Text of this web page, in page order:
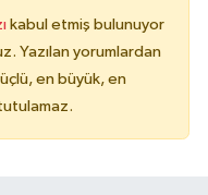
kabul etmiş bulunuyor
Yazılan yorumlardan
en büyük, en